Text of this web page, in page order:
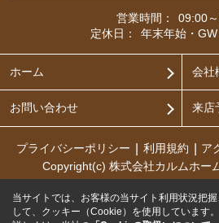
営業時間：
09:00
定休日：
年末年始・
ホーム 会社
お問い合わせ 来店
プライバシーポリシー 利用規約 ア
Copyright(c) 株式会社カルムホー
当サイトでは、お客様の当サイト利用状況把
して、クッキー（Cookie）を使用しています。